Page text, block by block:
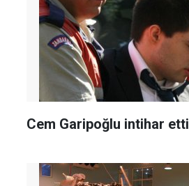
Cem Garipoğlu intihar etti